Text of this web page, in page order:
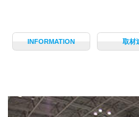
INFORMATION 取材